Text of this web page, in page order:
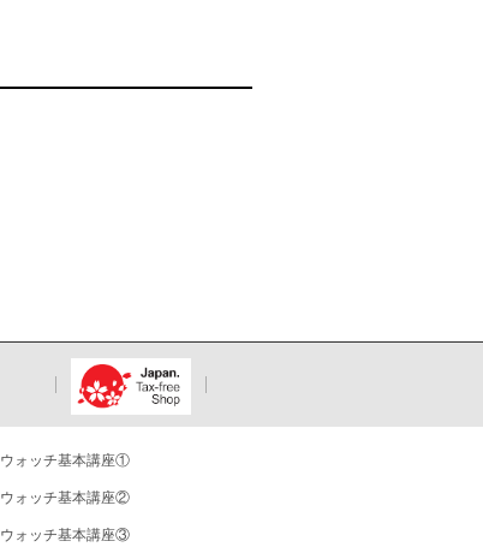
ウォッチ基本講座①
ウォッチ基本講座②
ウォッチ基本講座③